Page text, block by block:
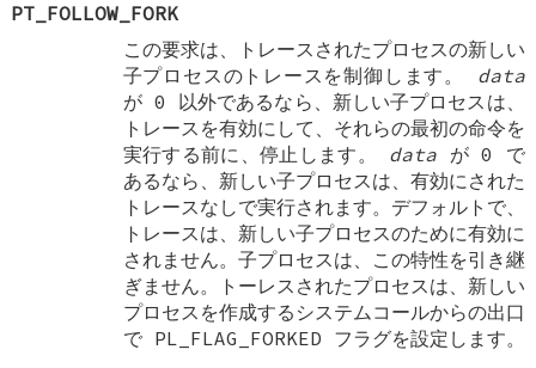
PT_FOLLOW_FORK
この要求は、トレースされたプロセスの新しい
子プロセスのトレースを制御します。 data
が 0 以外であるなら、新しい子プロセスは、
トレースを有効にして、それらの最初の命令を
実行する前に、停止します。 data が 0 で
あるなら、新しい子プロセスは、有効にされた
トレースなしで実行されます。デフォルトで、
トレースは、新しい子プロセスのために有効に
されません。子プロセスは、この特性を引き継
ぎません。トーレスされたプロセスは、新しい
プロセスを作成するシステムコールからの出口
で PL_FLAG_FORKED フラグを設定します。